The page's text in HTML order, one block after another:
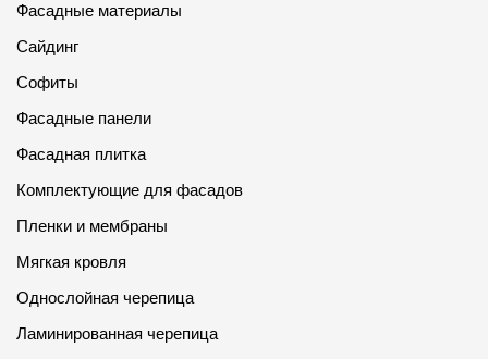
Фасадные материалы
Сайдинг
Софиты
Фасадные панели
Фасадная плитка
Комплектующие для фасадов
Пленки и мембраны
Мягкая кровля
Однослойная черепица
Ламинированная черепица